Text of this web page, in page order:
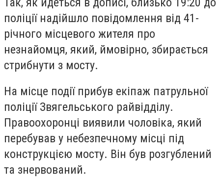
поліції надійшло повідомлення від 41-
річного місцевого жителя про
незнайомця, який, ймовірно, збирається
стрибнути з мосту.
На місце події прибув екіпаж патрульної
поліції Звягельського райвідділу.
Правоохоронці виявили чоловіка, який
перебував у небезпечному місці під
конструкцією мосту. Він був розгублений
та знервований.